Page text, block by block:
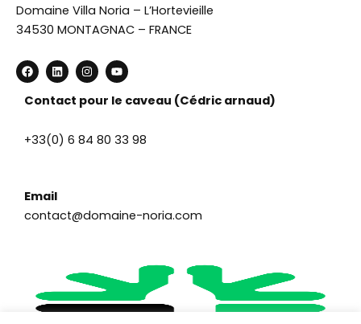
Domaine Villa Noria – L’Hortevieille
34530 MONTAGNAC – FRANCE
F
a
c
e
b
o
k
L
i
n
k
e
i
n
I
n
s
t
a
a
Y
o
u
t
u
e
Contact pour le caveau (Cédric arnaud)
+33(0) 6 84 80 33 98
Email
contact@domaine-noria.com